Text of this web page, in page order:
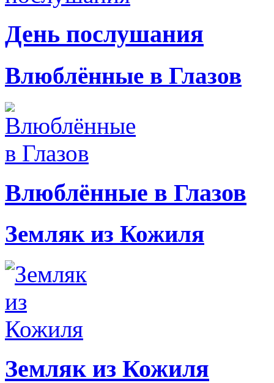
День послушания
Влюблённые в Глазов
Влюблённые в Глазов
Земляк из Кожиля
Земляк из Кожиля